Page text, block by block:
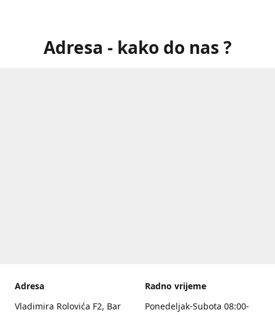
Adresa - kako do nas ?
Adresa
Vladimira Rolovića F2, Bar
Radno vrijeme
Ponedeljak-Subota 08:00-